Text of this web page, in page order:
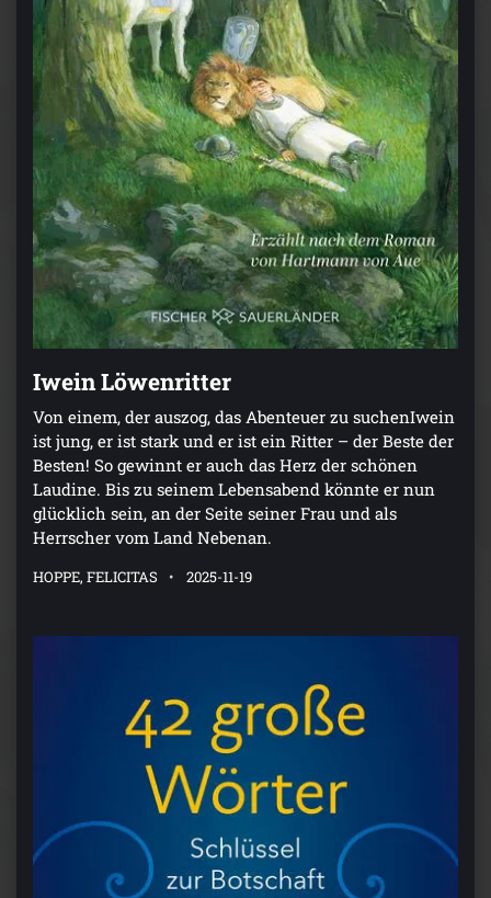
Iwein Löwenritter
Von einem, der auszog, das Abenteuer zu suchenIwein
ist jung, er ist stark und er ist ein Ritter – der Beste der
Besten! So gewinnt er auch das Herz der schönen
Laudine. Bis zu seinem Lebensabend könnte er nun
glücklich sein, an der Seite seiner Frau und als
Herrscher vom Land Nebenan.
HOPPE, FELICITAS 2025-11-19